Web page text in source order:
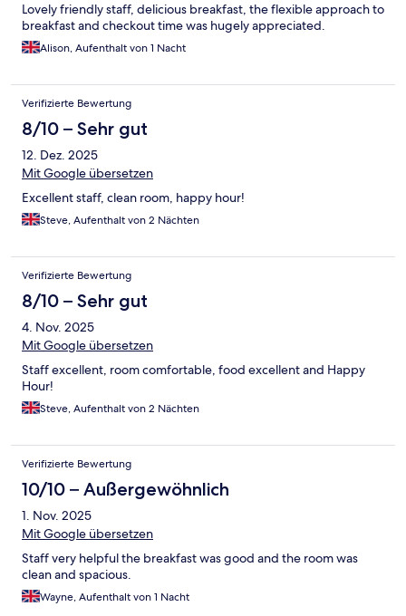
Lovely friendly staff, delicious breakfast, the flexible approach to
breakfast and checkout time was hugely appreciated.
Alison, Aufenthalt von 1 Nacht
Verifizierte Bewertung
8/10 – Sehr gut
12. Dez. 2025
Mit Google übersetzen
Excellent staff, clean room, happy hour!
Steve, Aufenthalt von 2 Nächten
Verifizierte Bewertung
8/10 – Sehr gut
4. Nov. 2025
Mit Google übersetzen
Staff excellent, room comfortable, food excellent and Happy
Hour!
Steve, Aufenthalt von 2 Nächten
Verifizierte Bewertung
10/10 – Außergewöhnlich
1. Nov. 2025
Mit Google übersetzen
Staff very helpful the breakfast was good and the room was
clean and spacious.
Wayne, Aufenthalt von 1 Nacht